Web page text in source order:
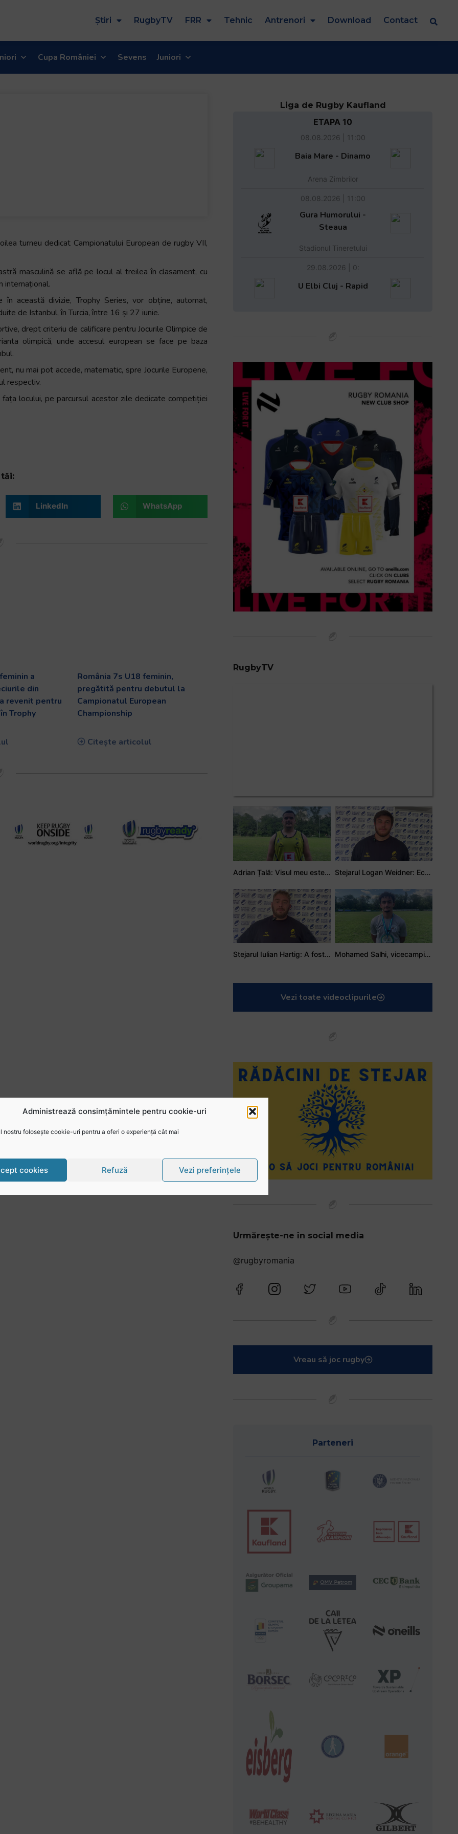
Administrează consimțămintele pentru cookie-uri
nostru folosește cookie-uri pentru a oferi o experiență cât mai
cookies Refuză Vezi preferințele
Știri RugbyTV FRR Tehnic Antrenori Download Contact
Cupa României Sevens Juniori
turneu dedicat Campionatului European de rugby VII,
masculină se află pe locul al treilea în clasament, cu
internațional.
această divizie, Trophy Series, vor obține, automat,
de Istanbul, în Turcia, între 16 și 27 iunie.
drept criteriu de calificare pentru Jocurile Olimpice de
olimpică, unde accesul european se face pe baza
nu mai pot accede, matematic, spre Jocurile Europene,
respectiv.
locului, pe parcursul acestor zile dedicate competiției
LinkedIn WhatsApp
a
din
revenit pentru
Trophy
România 7s U18 feminin,
pregătită pentru debutul la
Campionatul European
Championship
Citește articolul
Liga de Rugby Kaufland
ETAPA 10
08.08.2026 | 11:00
Baia Mare - Dinamo
Arena Zimbrilor
08.08.2026 | 11:00
Gura Humorului -
Steaua
Stadionul Tineretului
29.08.2026 | 0:
U Elbi Cluj - Rapid
RugbyTV
Adrian Țală: Visul meu este să debutez pentru România Stejarul Logan Weidner: Echipa a muncit mult, iar asta se va vedea în meciurile de la Nations Cup
Stejarul Iulian Hartig: A fost un turneu care a unit mai mult echipa Mohamed Salhi, vicecampion național juniori I: Rugby-ul te învață să accepți și înfrângerile
Vezi toate videoclipurile
Urmărește-ne în social media
@rugbyromania
Vreau să joc rugby
Parteneri